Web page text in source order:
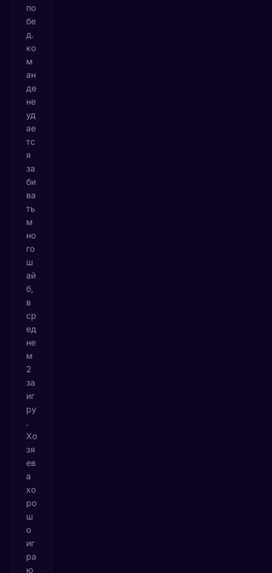
по
бе
д.
ко
м
ан
де
не
уд
ае
тс
я
за
би
ва
ть
м
но
го
ш
ай
б,
в
ср
ед
не
м
2
за
иг
ру
.
Хо
зя
ев
а
хо
ро
ш
о
иг
ра
ю